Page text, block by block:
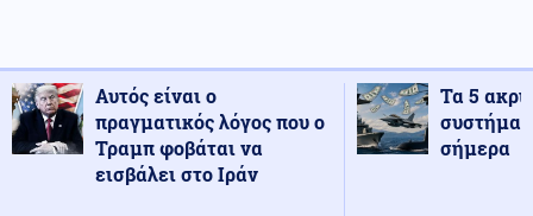
Αυτός είναι ο
πραγματικός λόγος που ο
Τραμπ φοβάται να
εισβάλει στο Ιράν
Τα 5
σήμερα